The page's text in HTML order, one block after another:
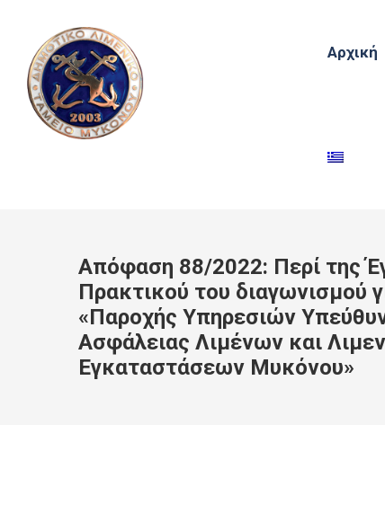
Αρχική
Απόφαση 88/2022: Περί της
Πρακτικού του διαγωνισμού
«Παροχής Υπηρεσιών
Ασφάλειας Λιμένων και
Εγκαταστάσεων Μυκόνου»